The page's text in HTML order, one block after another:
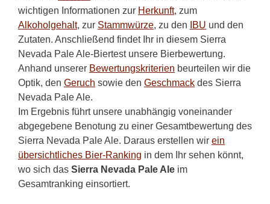
wichtigen Informationen zur Herkunft, zum
Alkoholgehalt, zur Stammwürze, zu den IBU und den
Zutaten. Anschließend findet Ihr in diesem Sierra
Nevada Pale Ale-Biertest unsere Bierbewertung.
Anhand unserer Bewertungskriterien beurteilen wir die
Optik, den Geruch sowie den Geschmack des Sierra
Nevada Pale Ale.
Im Ergebnis führt unsere unabhängig voneinander
abgegebene Benotung zu einer Gesamtbewertung des
Sierra Nevada Pale Ale. Daraus erstellen wir ein
übersichtliches Bier-Ranking in dem Ihr sehen könnt,
wo sich das Sierra Nevada Pale Ale im
Gesamtranking einsortiert.